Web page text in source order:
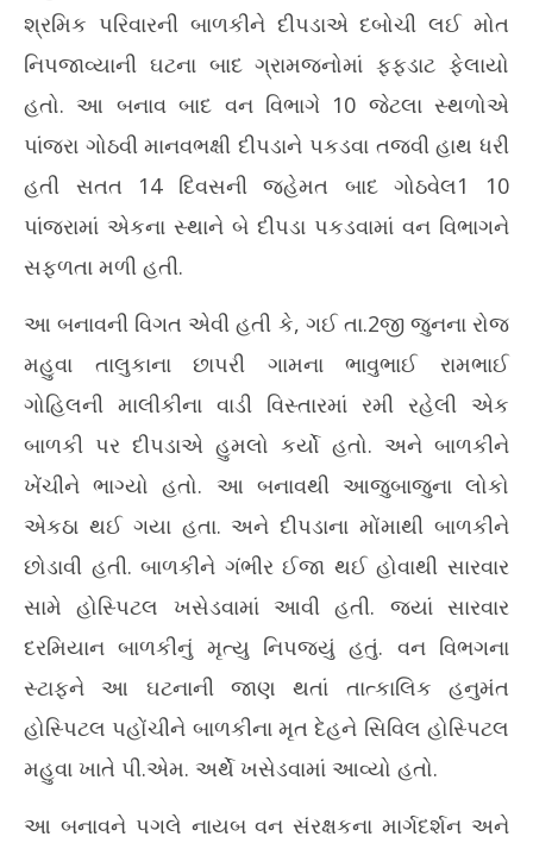
મહુવાના છાપરી ગામે બાળકીનો શિકાર કરનારો દીપડો પાંજરે પુરાયો
17,
2026
17,
શ્રમિક પરિવારની બાળકીને દીપડાએ દબોચી લઈ મોત
નિપજાવ્યાની ઘટના બાદ ગ્રામજનોમાં ફફડાટ ફેલાયો
હતો. આ બનાવ બાદ વન વિભાગે 10 જેટલા સ્થળોએ
પાંજરા ગોઠવી માનવભક્ષી દીપડાને પકડવા તજવી હાથ ધરી
હતી સતત 14 દિવસની જહેમત બાદ ગોઠવેલ1 10
પાંજરામાં એકના સ્થાને બે દીપડા પકડવામાં વન વિભાગને
સફળતા મળી હતી.
આ બનાવની વિગત એવી હતી કે, ગઈ તા.2જી જુનના રોજ
મહુવા તાલુકાના છાપરી ગામના ભાવુભાઈ રામભાઈ
ગોહિલની માલીકીના વાડી વિસ્તારમાં રમી રહેલી એક
બાળકી પર દીપડાએ હુમલો કર્યો હતો. અને બાળકીને
ખેંચીને ભાગ્યો હતો. આ બનાવથી આજુબાજુના લોકો
એકઠા થઈ ગયા હતા. અને દીપડાના મોંમાથી બાળકીને
છોડાવી હતી. બાળકીને ગંભીર ઈજા થઈ હોવાથી સારવાર
સામે હોસ્પિટલ ખસેડવામાં આવી હતી. જ્યાં સારવાર
દરમિયાન બાળકીનું મૃત્યુ નિપજ્યું હતું. વન વિભગના
સ્ટાફને આ ઘટનાની જાણ થતાં તાત્કાલિક હનુમંત
હોસ્પિટલ પહોંચીને બાળકીના મૃત દેહને સિવિલ હોસ્પિટલ
મહુવા ખાતે પી.એમ. અર્થે ખસેડવામાં આવ્યો હતો.
આ બનાવને પગલે નાયબ વન સંરક્ષકના માર્ગદર્શન અને